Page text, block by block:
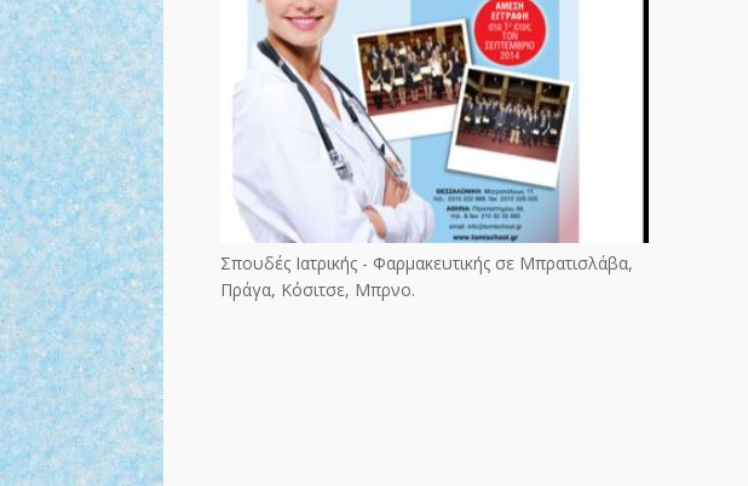
Σπουδές Ιατρικής - Φαρμακευτικής σε Μπρατισλάβα,
Πράγα, Κόσιτσε, Μπρνο.